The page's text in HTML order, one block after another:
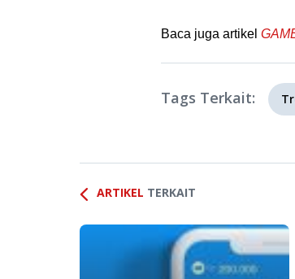
Baca juga artikel
Tags Terkait:
ARTIKEL TERKAIT